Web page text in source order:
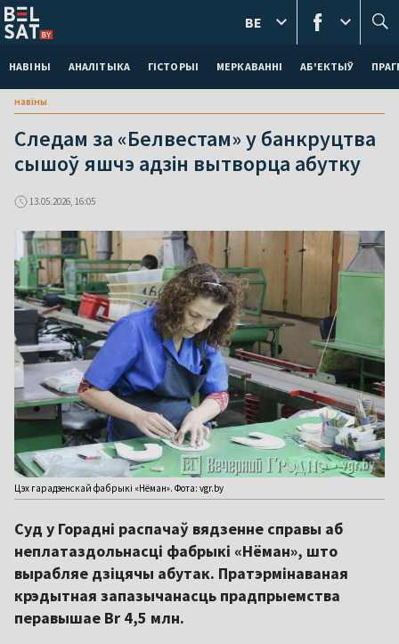
НАВІНЫ АНАЛІТЫКА ГІСТОРЫІ МЕРКАВАННI АБ'ЕКТЫЎ
BE
навіны
Следам за «Белвестам» у банкруцтва
сышоў яшчэ адзін вытворца абутку
13.05.2026, 16:05
Цэх гарадзенскай фабрыкі «Нёман». Фота: vgr.by
Суд у Горадні распачаў вядзенне справы аб
неплатаздольнасці фабрыкі «Нёман», што
вырабляе дзіцячы абутак. Пратэрмінаваная
крэдытная запазычанасць прадпрыемства
перавышае Br 4,5 млн.